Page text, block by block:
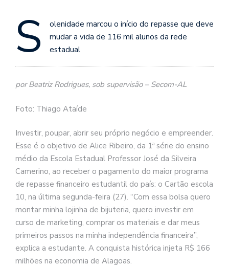
S
olenidade marcou o início do repasse que deve
mudar a vida de 116 mil alunos da rede
estadual
por Beatriz Rodrigues, sob supervisão – Secom-AL
Foto: Thiago Ataíde
Investir, poupar, abrir seu próprio negócio e empreender.
Esse é o objetivo de Alice Ribeiro, da 1ª série do ensino
médio da Escola Estadual Professor José da Silveira
Camerino, ao receber o pagamento do maior programa
de repasse financeiro estudantil do país: o Cartão escola
10, na última segunda-feira (27). “Com essa bolsa quero
montar minha lojinha de bijuteria, quero investir em
curso de marketing, comprar os materiais e dar meus
primeiros passos na minha independência financeira”,
explica a estudante. A conquista histórica injeta R$ 166
milhões na economia de Alagoas.